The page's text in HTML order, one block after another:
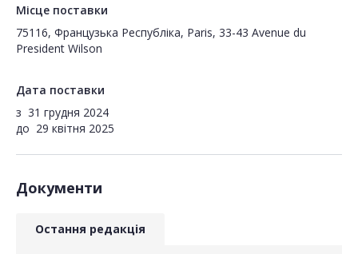
Місце поставки
75116, Французька Республіка, Paris, 33-43 Avenue du
President Wilson
Дата поставки
з 31 грудня 2024
до 29 квітня 2025
Документи
Остання редакція